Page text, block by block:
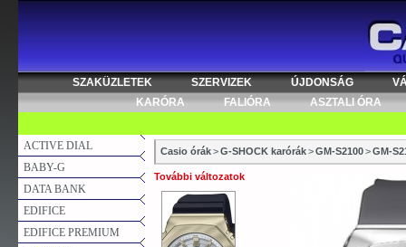
SZAKÜZLETEK SZERVIZEK ÚJDONSÁG
KARÓRA
FALIÓRA ASZTALI ÓRA
ACTIVE DIAL
BABY-G
DATA BANK
EDIFICE
EDIFICE PREMIUM
Casio órák>G-SHOCK karórák>GM-S2100>GM-
További változatok